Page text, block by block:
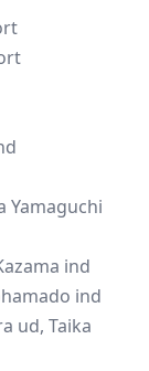
Yamaguchi
ind
ind
ud, Taika